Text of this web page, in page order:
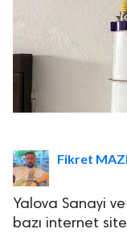
Fikret MAZI
Yalova Sanayi
bazı internet